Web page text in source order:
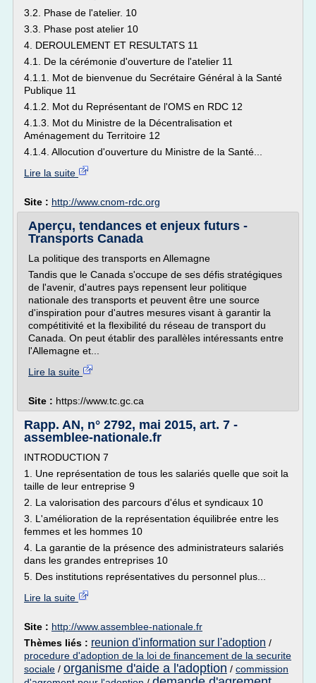
3.2. Phase de l'atelier. 10
3.3. Phase post atelier 10
4. DEROULEMENT ET RESULTATS 11
4.1. De la cérémonie d'ouverture de l'atelier 11
4.1.1. Mot de bienvenue du Secrétaire Général à la Santé
Publique 11
4.1.2. Mot du Représentant de l'OMS en RDC 12
4.1.3. Mot du Ministre de la Décentralisation et
Aménagement du Territoire 12
4.1.4. Allocution d'ouverture du Ministre de la Santé...
Lire la suite
Site : http://www.cnom-rdc.org
Aperçu, tendances et enjeux futurs -
Transports Canada
La politique des transports en Allemagne
Tandis que le Canada s'occupe de ses défis stratégiques
de l'avenir, d'autres pays repensent leur politique
nationale des transports et peuvent être une source
d'inspiration pour d'autres mesures visant à garantir la
compétitivité et la flexibilité du réseau de transport du
Canada. On peut établir des parallèles intéressants entre
l'Allemagne et...
Lire la suite
Site : https://www.tc.gc.ca
Rapp. AN, n° 2792, mai 2015, art. 7 -
assemblee-nationale.fr
INTRODUCTION 7
1. Une représentation de tous les salariés quelle que soit la
taille de leur entreprise 9
2. La valorisation des parcours d'élus et syndicaux 10
3. L'amélioration de la représentation équilibrée entre les
femmes et les hommes 10
4. La garantie de la présence des administrateurs salariés
dans les grandes entreprises 10
5. Des institutions représentatives du personnel plus...
Lire la suite
Site : http://www.assemblee-nationale.fr
Thèmes liés : reunion d'information sur l'adoption /
procedure d'adoption de la loi de financement de la securite
sociale / organisme d'aide a l'adoption / commission